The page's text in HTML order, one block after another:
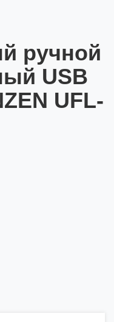
ручной
USB
UFL-